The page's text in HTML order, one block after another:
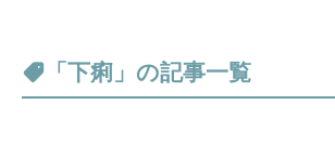
「下痢」の記事一覧